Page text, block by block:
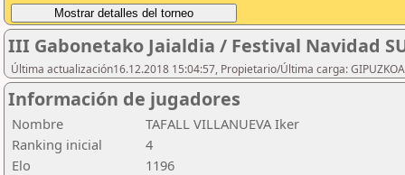
III Gabonetako Jaialdia / Festival Navidad
Última actualización16.12.2018 15:04:57, Propietario/Última carga:
Información de jugadores
Nombre
TAFALL VILLANUEVA Iker
Ranking inicial
4
Elo
1196